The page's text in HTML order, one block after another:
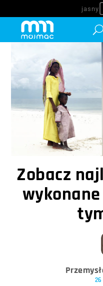
Zobacz
wykonane
26